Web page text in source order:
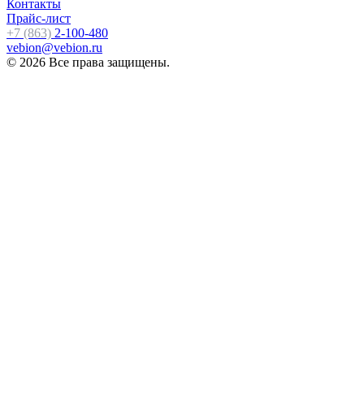
Контакты
Прайс-лист
+7 (863) 2-100-480
vebion@vebion.ru
© 2026 Все права защищены.